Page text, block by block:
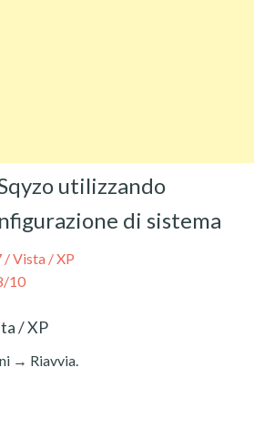
utilizzando
di sistema
Vista / XP
10
/ XP
→ Riavvia.